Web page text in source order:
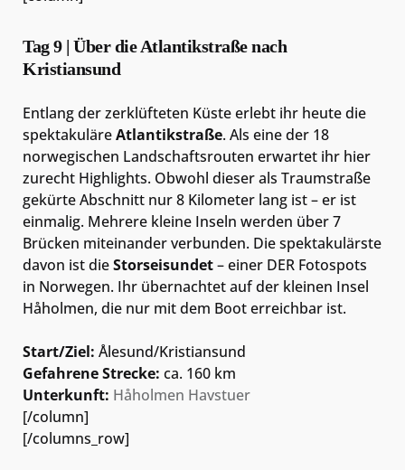
Tag 9 | Über die Atlantikstraße nach
Kristiansund
Entlang der zerklüfteten Küste erlebt ihr heute die
spektakuläreAtlantikstraße. Als eine der 18
norwegischen Landschaftsrouten erwartet ihr hier
zurecht Highlights. Obwohl dieser als Traumstraße
gekürte Abschnitt nur 8 Kilometer lang ist – er ist
einmalig. Mehrere kleine Inseln werden über 7
Brücken miteinander verbunden. Die spektakulärste
davon ist dieStorseisundet– einer DER Fotospots
in Norwegen. Ihr übernachtet auf der kleinen Insel
Håholmen, die nur mit dem Boot erreichbar ist.
Start/Ziel: Ålesund/Kristiansund
Gefahrene Strecke: ca. 160 km
Unterkunft: Håholmen Havstuer
[/column]
[/columns_row]